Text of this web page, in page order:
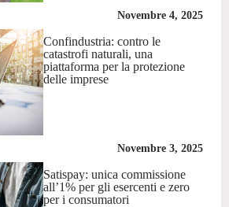
Novembre 4, 2025
Confindustria: contro le
catastrofi naturali, una
piattaforma per la protezione
delle imprese
Novembre 3, 2025
Satispay: unica commissione
all’1% per gli esercenti e zero
per i consumatori